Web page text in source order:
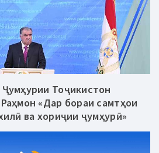
Тоҷикистон
«Дар бораи самтҳои
ва хориҷии ҷумҳурӣ»